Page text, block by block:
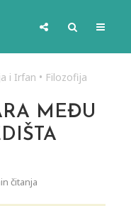
i Irfan • Filozofija
MEĐU
čitanja